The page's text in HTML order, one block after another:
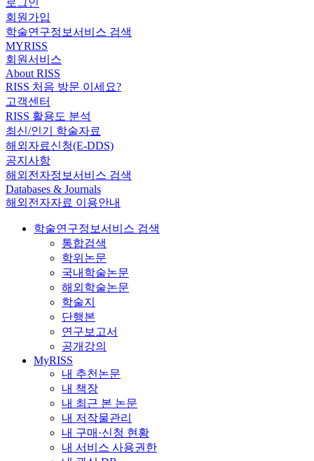
로그인
회원가입
학술연구정보서비스 검색
MYRISS
회원서비스
About RISS
RISS 처음 방문 이세요?
고객센터
RISS 활용도 분석
최신/인기 학술자료
해외자료신청(E-DDS)
공지사항
해외전자정보서비스 검색
Databases & Journals
해외전자자료 이용안내
학술연구정보서비스 검색
통합검색
학위논문
국내학술논문
해외학술논문
학술지
단행본
연구보고서
공개강의
MyRISS
내 추천논문
내 책장
내 최근 본 논문
내 저작물관리
내 구매·신청 현황
내 서비스 사용권한